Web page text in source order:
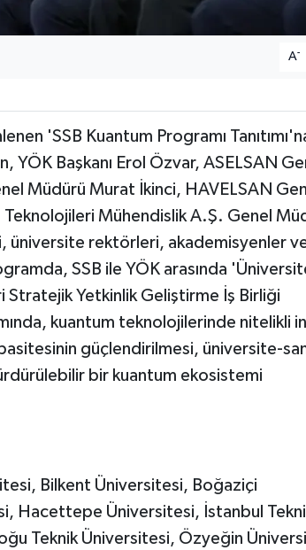
A-
'SSB Kuantum Programı
YÖK Başkanı Erol Özvar, ASELSAN
Müdürü Murat İkinci, HAVELSAN
Mühendislik A.Ş. Genel
üniversite rektörleri, akademisyenler
SSB ile YÖK arasında
Stratejik Yetkinlik Geliştirme İş Birliği
kuantum teknolojilerinde nitelikli
güçlendirilmesi, üniversite-
bir kuantum ekosistemi
Bilkent Üniversitesi, Boğaziçi
Hacettepe Üniversitesi, İstanbul
Teknik Üniversitesi, Özyeğin